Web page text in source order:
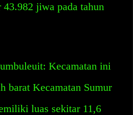
43.982 jiwa pada tahun
Kecamatan ini
barat Kecamatan Sumur
luas sekitar 11,6